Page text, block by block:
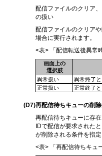
配信ファイルのクリア
の扱い
配信ファイルのクリア
場合に実行されます。
<表> 「配信転送後異常
画面上の
選択肢
異常扱い
異常終了
正常扱い
正常終了
(D7)再配信待ちキューの削
再配信待ちキューに存
IDで配信が要求された
が削除される条件を指定
<表> 「再配信待ちキュ